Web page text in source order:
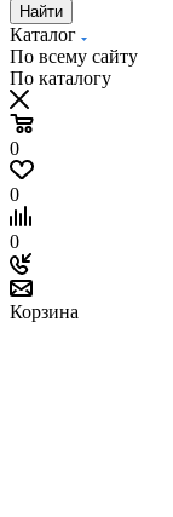
Найти
Каталог
По всему сайту
По каталогу
0
0
0
Корзина